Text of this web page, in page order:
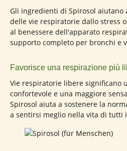
Gli ingredienti di Spirosol aiutano
delle vie respiratorie dallo stress
al benessere dell'apparato
supporto completo per bronchi e
Favorisce una respirazione più
Vie respiratorie libere significano
confortevole e una maggiore
Spirosol aiuta a sostenere la
a sentirsi meglio nella vita di tutti